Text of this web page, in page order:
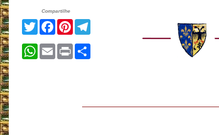
Compartilhe
TwitterFacebook
PinterestTelegram
WhatsApp
EmailPrintShare